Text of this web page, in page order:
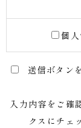
個
送信ボタンを
入力内容をご確
クスにチェ